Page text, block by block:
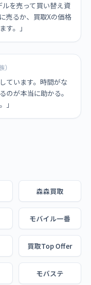
を売って買い替え資
売るか、買取Xの価格
す。」
ています。時間がな
のが本当に助かる。
」
森森買取
モバイル一番
買取Top Offer
モバステ